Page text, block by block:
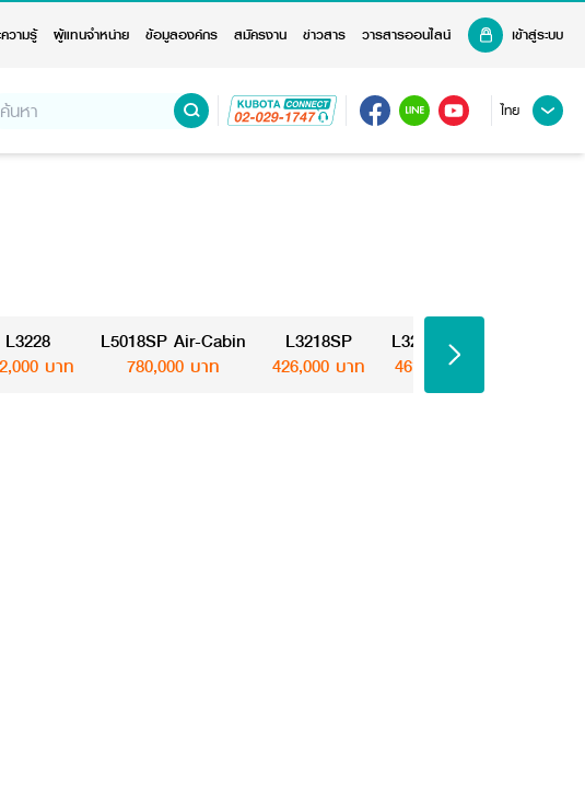
วามรู้ ผู้แทนจำหน่าย ข้อมูลองค์กร สมัครงาน ข่าวสาร วารสารออนไลน์ เข้าสู่ระบบ
ไทย
L3228
บาท
L5018SP Air-Cabin
780,000 บาท
L3218SP
426,000 บาท
L3218SP KIS
461,000 บาท